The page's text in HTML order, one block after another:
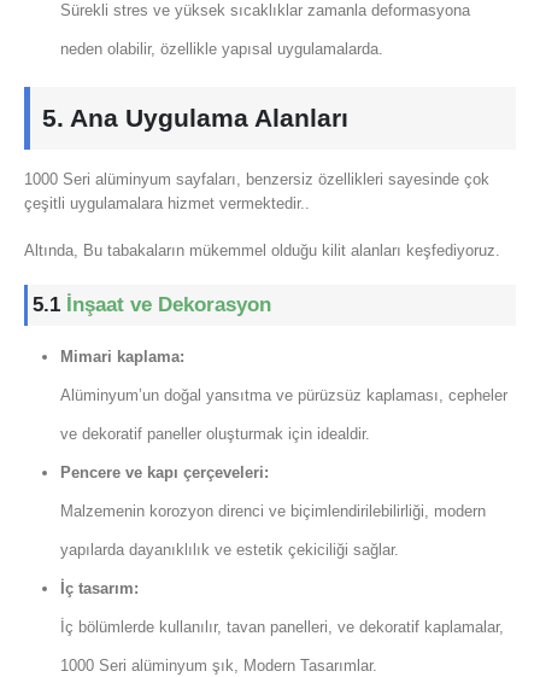
Sürekli stres ve yüksek sıcaklıklar zamanla deformasyona
neden olabilir, özellikle yapısal uygulamalarda.
5. Ana Uygulama Alanları
1000 Seri alüminyum sayfaları, benzersiz özellikleri sayesinde çok
çeşitli uygulamalara hizmet vermektedir..
Altında, Bu tabakaların mükemmel olduğu kilit alanları keşfediyoruz.
5.1 İnşaat ve Dekorasyon
Mimari kaplama:
Alüminyum’un doğal yansıtma ve pürüzsüz kaplaması, cepheler
ve dekoratif paneller oluşturmak için idealdir.
Pencere ve kapı çerçeveleri:
Malzemenin korozyon direnci ve biçimlendirilebilirliği, modern
yapılarda dayanıklılık ve estetik çekiciliği sağlar.
İç tasarım:
İç bölümlerde kullanılır, tavan panelleri, ve dekoratif kaplamalar,
1000 Seri alüminyum şık, Modern Tasarımlar.